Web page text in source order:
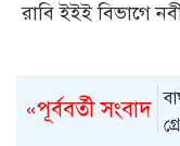
রাবি ইইই বিভাগে
«পূর্ববর্তী সংবাদ